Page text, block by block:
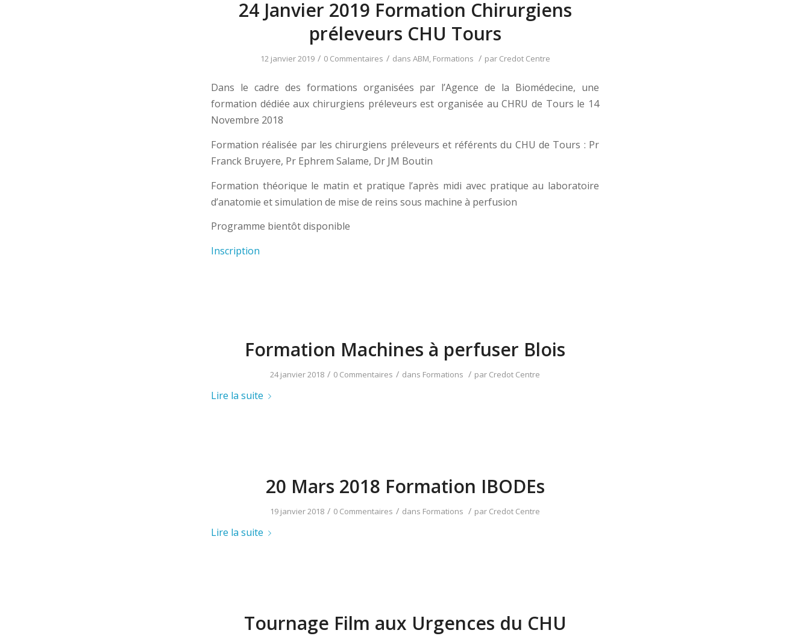
24 Janvier 2019 Formation Chirurgiens
préleveurs CHU Tours
12 janvier 2019 / 0 Commentaires / dans ABM Formations / par Credot Centre
Dans le cadre des formations organisées par l’Agence de la Biomédecine, une
formation dédiée aux chirurgiens préleveurs est organisée au CHRU de Tours le 14
Novembre 2018
Formation réalisée par les chirurgiens préleveurs et référents du CHU de Tours : Pr
Franck Bruyere, Pr Ephrem Salame, Dr JM Boutin
Formation théorique le matin et pratique l’après midi avec pratique au laboratoire
d’anatomie et simulation de mise de reins sous machine à perfusion
Programme bientôt disponible
Inscription
Formation Machines à perfuser Blois
24 janvier 2018 / 0 Commentaires / dans Formations / par Credot Centre
Lire la suite
20 Mars 2018 Formation IBODEs
19 janvier 2018 / 0 Commentaires / dans Formations / par Credot Centre
Lire la suite
Tournage Film aux Urgences du CHU